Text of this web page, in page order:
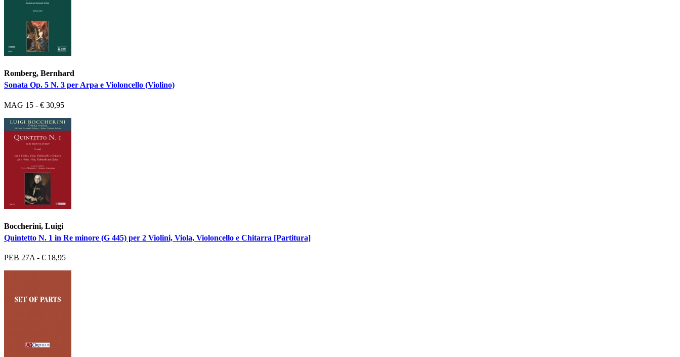
Romberg, Bernhard
Sonata Op. 5 N. 3 per Arpa e Violoncello (Violino)
MAG 15 - € 30,95
Boccherini, Luigi
Quintetto N. 1 in Re minore (G 445) per 2 Violini, Viola, Violoncello e Chitarra [Partitura]
PEB 27A - € 18,95